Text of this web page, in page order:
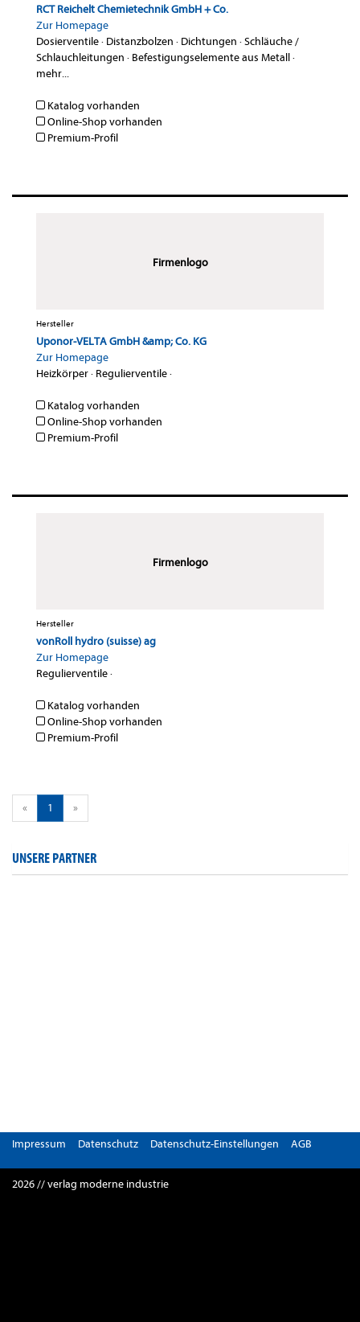
RCT Reichelt Chemietechnik GmbH + Co.
Zur Homepage
Dosierventile· Distanzbolzen · Dichtungen ·Schläuche /
Schlauchleitungen · Befestigungselemente aus Metall·
mehr...
Katalog vorhanden
Online-Shop vorhanden
Premium-Profil
Firmenlogo
Hersteller
Uponor-VELTA GmbH &amp; Co. KG
Zur Homepage
Heizkörper· Regulierventile·
Katalog vorhanden
Online-Shop vorhanden
Premium-Profil
Firmenlogo
Hersteller
vonRoll hydro (suisse) ag
Zur Homepage
Regulierventile·
Katalog vorhanden
Online-Shop vorhanden
Premium-Profil
« 1 »
UNSERE PARTNER
Impressum Datenschutz Datenschutz-Einstellungen AGB
2026 // verlag moderne industrie